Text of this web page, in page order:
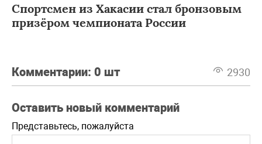
Спортсмен из Хакасии стал бронзовым
призёром чемпионата России
Комментарии: 0 шт 2930
Оставить новый комментарий
Представьтесь, пожалуйста